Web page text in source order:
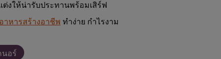
งให้น่ารับประทานพร้อมเสิร์ฟ
าหารสร้างอาชีพ ทำง่าย กำไรงาม
นอร์